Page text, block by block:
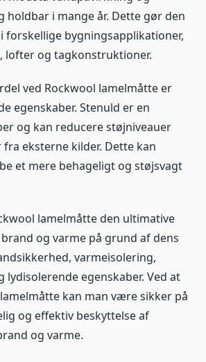
holdbar i mange år. Dette gør den
forskellige bygningsapplikationer,
lofter og tagkonstruktioner.
ved Rockwool lamelmåtte er
egenskaber. Stenuld er en
og kan reducere støjniveauer
eksterne kilder. Dette kan
et mere behageligt og støjsvagt
lamelmåtte den ultimative
og varme på grund af dens
varmeisolering,
egenskaber. Ved at
kan man være sikker på
og effektiv beskyttelse af
og varme.